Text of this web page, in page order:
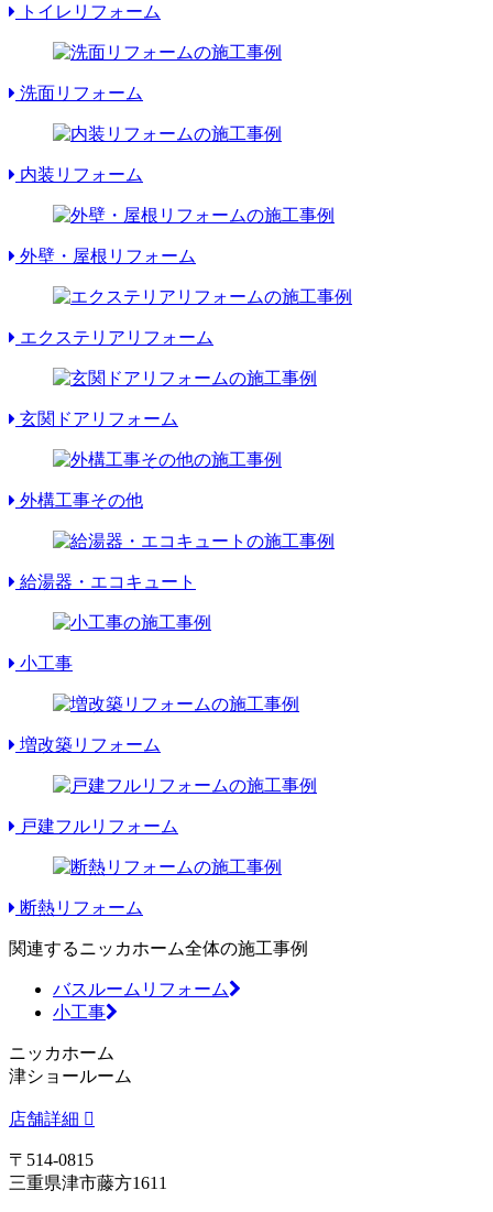
トイレリフォーム
洗面リフォーム
内装リフォーム
外壁・屋根リフォーム
エクステリアリフォーム
玄関ドアリフォーム
外構工事その他
給湯器・エコキュート
小工事
増改築リフォーム
戸建フルリフォーム
断熱リフォーム
関連するニッカホーム全体の施工事例
バスルームリフォーム
小工事
ニッカホーム
津ショールーム
店舗詳細
〒514-0815
三重県津市藤方1611